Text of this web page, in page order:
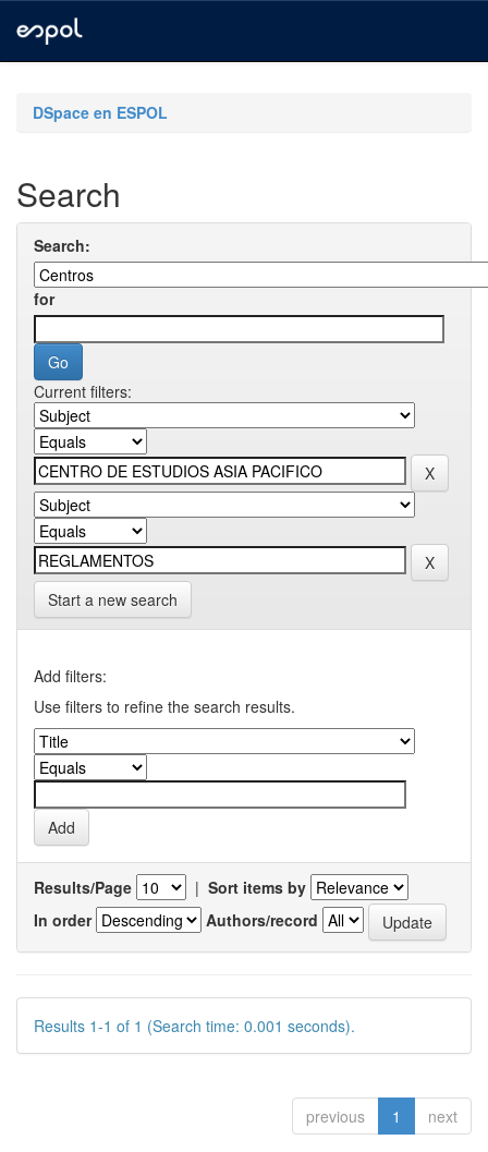
navigationDSpace en ESPOL
Search
Search:
for
Current filters:
Start a new search
Add filters:
Use filters to refine the search results.
Results/Page | Sort items by
In order
Authors/record
Results 1-1 of 1 (Search time: 0.001 seconds).
previous 1 next